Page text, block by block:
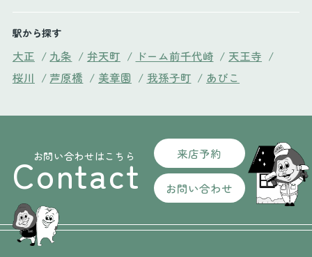
駅から探す
大正 / 九条 / 弁天町 / ドーム前千代崎 / 天王寺 /
桜川 / 芦原橋 / 美章園 / 我孫子町 / あびこ
お問い合わせはこちら
Contact 来店予約
お問い合わせ